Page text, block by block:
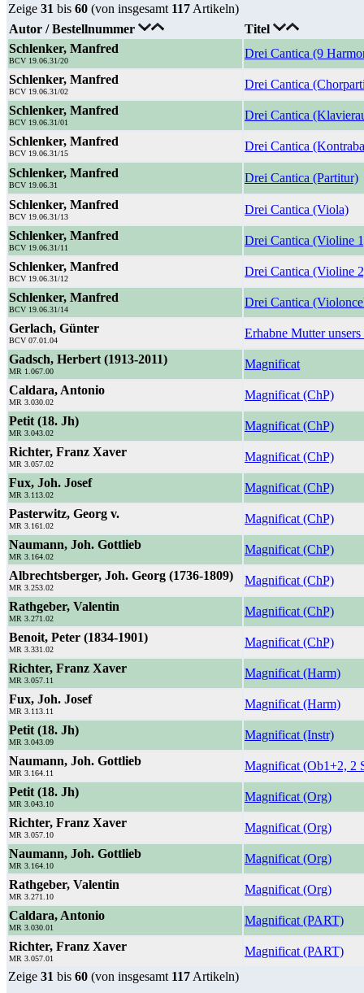
Zeige 31 bis 60 (von insgesamt 117 Artikeln)
Autor / Bestellnummer
Titel
Schlenker, Manfred
BCV 19.06.31/20
Drei Cantica (9
Schlenker, Manfred
BCV 19.06.31/02
Drei Cantica
Schlenker, Manfred
BCV 19.06.31/01
Drei Cantica
Schlenker, Manfred
BCV 19.06.31/15
Drei Cantica
Schlenker, Manfred
BCV 19.06.31
Drei Cantica (Partitur)
Schlenker, Manfred
BCV 19.06.31/13
Drei Cantica (Viola)
Schlenker, Manfred
BCV 19.06.31/11
Drei Cantica (Violine
Schlenker, Manfred
BCV 19.06.31/12
Drei Cantica (Violine
Schlenker, Manfred
BCV 19.06.31/14
Drei Cantica
Gerlach, Günter
BCV 07.01.04
Erhabne Mutter
Gadsch, Herbert (1913-2011)
MR 1.067.00
Magnificat
Caldara, Antonio
MR 3.030.02
Magnificat (ChP)
Petit (18. Jh)
MR 3.043.02
Magnificat (ChP)
Richter, Franz Xaver
MR 3.057.02
Magnificat (ChP)
Fux, Joh. Josef
MR 3.113.02
Magnificat (ChP)
Pasterwitz, Georg v.
MR 3.161.02
Magnificat (ChP)
Naumann, Joh. Gottlieb
MR 3.164.02
Magnificat (ChP)
Albrechtsberger, Joh. Georg (1736-1809)
MR 3.253.02
Magnificat (ChP)
Rathgeber, Valentin
MR 3.271.02
Magnificat (ChP)
Benoit, Peter (1834-1901)
MR 3.331.02
Magnificat (ChP)
Richter, Franz Xaver
MR 3.057.11
Magnificat (Harm)
Fux, Joh. Josef
MR 3.113.11
Magnificat (Harm)
Petit (18. Jh)
MR 3.043.09
Magnificat (Instr)
Naumann, Joh. Gottlieb
MR 3.164.11
Magnificat (Ob1+2, 2
Petit (18. Jh)
MR 3.043.10
Magnificat (Org)
Richter, Franz Xaver
MR 3.057.10
Magnificat (Org)
Naumann, Joh. Gottlieb
MR 3.164.10
Magnificat (Org)
Rathgeber, Valentin
MR 3.271.10
Magnificat (Org)
Caldara, Antonio
MR 3.030.01
Magnificat (PART)
Richter, Franz Xaver
MR 3.057.01
Magnificat (PART)
Zeige 31 bis 60 (von insgesamt 117 Artikeln)